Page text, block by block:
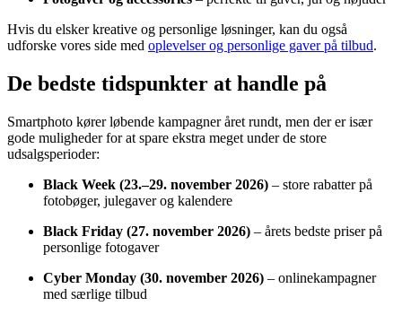
Hvis du elsker kreative og personlige løsninger, kan du også
udforske vores side med oplevelser og personlige gaver på tilbud.
De bedste tidspunkter at handle på
Smartphoto kører løbende kampagner året rundt, men der er især
gode muligheder for at spare ekstra meget under de store
udsalgsperioder:
Black Week (23.–29. november 2026) – store rabatter på
fotobøger, julegaver og kalendere
Black Friday (27. november 2026) – årets bedste priser på
personlige fotogaver
Cyber Monday (30. november 2026) – onlinekampagner
med særlige tilbud